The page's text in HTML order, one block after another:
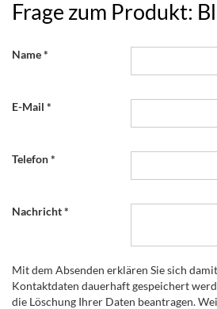
Frage zum Produkt:
Name
E-Mail
Telefon
Nachricht
Mit dem Absenden erklären Sie sich
Kontaktdaten dauerhaft gespeichert
die Löschung Ihrer Daten beantragen.